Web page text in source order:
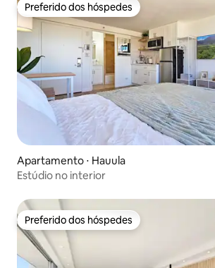
Preferido dos hóspedes
Preferido dos hóspedes
Apartamento ⋅ Hauula
Estúdio no interior
Preferido dos hóspedes
Preferido dos hóspedes